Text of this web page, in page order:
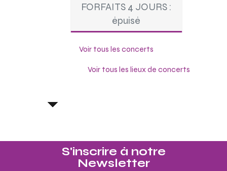
FORFAITS 4 JOURS :
épuisé
Voir tous les concerts
Voir tous les lieux de concerts
S'inscrire à notre
Newsletter​